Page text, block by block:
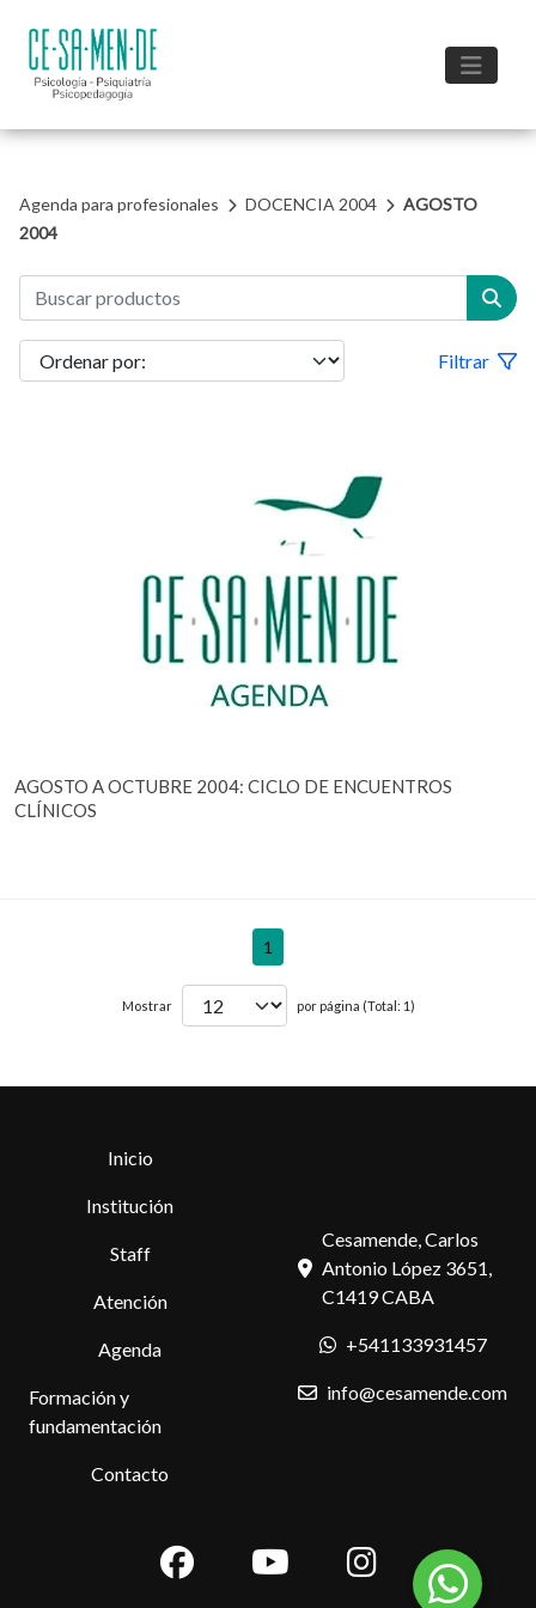
Agenda para profesionales DOCENCIA 2004
AGOSTO
2004
Filtrar
AGOSTO A OCTUBRE 2004: CICLO DE ENCUENTROS
CLÍNICOS
1
Mostrar por página (Total: 1)
Inicio
Institución
Staff
Atención
Agenda
Formación y
fundamentación
Contacto
Cesamende, Carlos
Antonio López 3651,
C1419 CABA
+541133931457
info@cesamende.com